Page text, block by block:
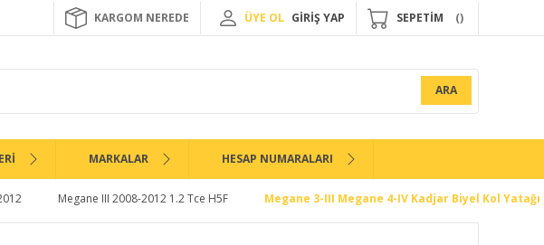
KARGOM NEREDE ÜYE OL GİRİŞ YAP SEPETİM
ARA
MARKALAR HESAP NUMARALARI
Megane III 2008-2012 1.2 Tce H5F Megane 3-III Megane 4-IV Kadjar Biyel Kol Yatağı